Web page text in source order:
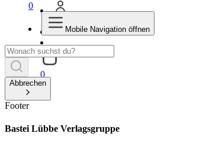
0
0
Mobile Navigation öffnen
Abbrechen
Footer
Bastei Lübbe Verlagsgruppe